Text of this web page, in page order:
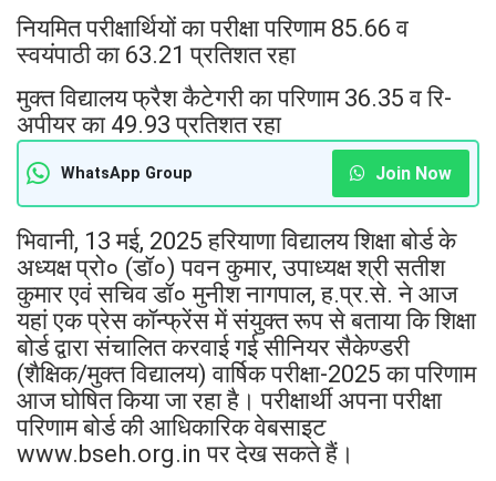
नियमित परीक्षार्थियों का परीक्षा परिणाम 85.66 व
स्वयंपाठी का 63.21 प्रतिशत रहा
मुक्त विद्यालय फ्रैश कैटेगरी का परिणाम 36.35 व रि-
अपीयर का 49.93 प्रतिशत रहा
WhatsApp Group Join Now
भिवानी, 13 मई, 2025 हरियाणा विद्यालय शिक्षा बोर्ड के
अध्यक्ष प्रो० (डॉ०) पवन कुमार, उपाध्यक्ष श्री सतीश
कुमार एवं सचिव डॉ० मुनीश नागपाल, ह.प्र.से. ने आज
यहां एक प्रेस कॉन्फ्रेंस में संयुक्त रूप से बताया कि शिक्षा
बोर्ड द्वारा संचालित करवाई गई सीनियर सैकेण्डरी
(शैक्षिक/मुक्त विद्यालय) वार्षिक परीक्षा-2025 का परिणाम
आज घोषित किया जा रहा है। परीक्षार्थी अपना परीक्षा
परिणाम बोर्ड की आधिकारिक वेबसाइट
www.bseh.org.in पर देख सकते हैं।